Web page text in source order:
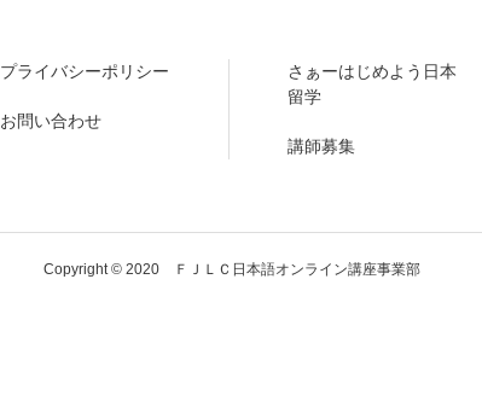
プライバシーポリシー
お問い合わせ
さぁーはじめよう日本
留学
講師募集
Copyright © 2020 ＦＪＬＣ日本語オンライン講座事業部